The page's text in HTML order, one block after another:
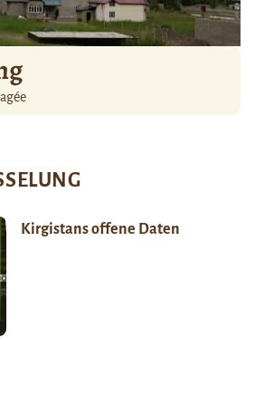
Kirgistans offene Daten